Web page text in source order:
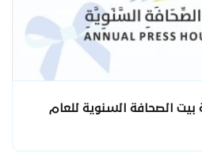
بيت الصحافة السنوية للعام